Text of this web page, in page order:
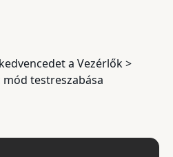
a Vezérlők >
mód testreszabása